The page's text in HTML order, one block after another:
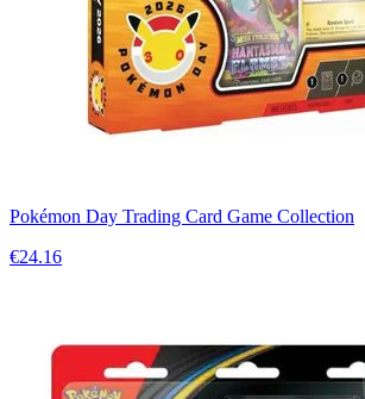
Pokémon Day Trading Card Game Collection
€24.16